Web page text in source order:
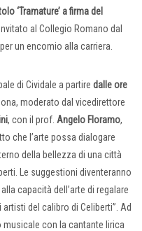
‘Tramature’ a firma del
al Collegio Romano dal
un encomio alla carriera.
di Cividale a partire dalle ore
moderato dal vicedirettore
, con il prof. Angelo Floramo,
che l’arte possa dialogare
della bellezza di una città
Le suggestioni diventeranno
capacità dell’arte di regalare
del calibro di Celiberti”. Ad
con la cantante lirica